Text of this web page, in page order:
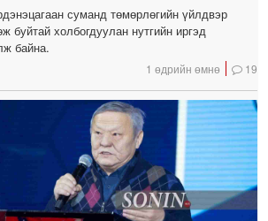
суманд төмөрлөгийн үйлдвэр
буйтай холбогдуулан нутгийн иргэд
байна.
1 өдрийн өмнө 19